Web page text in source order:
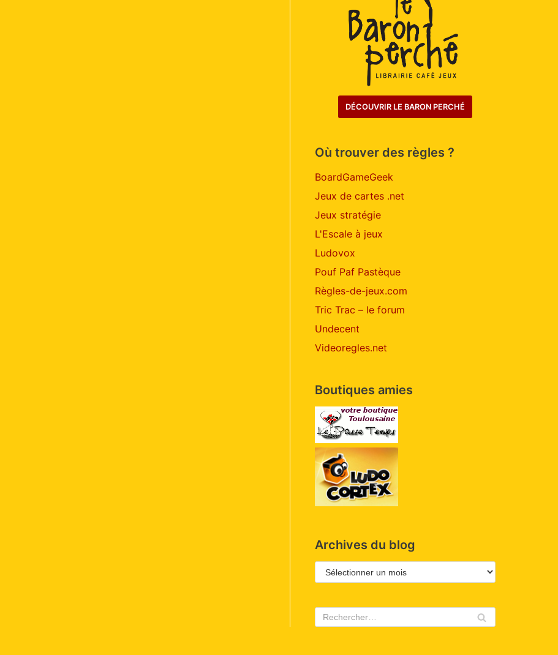
DÉCOUVRIR LE BARON PERCHÉ
Où trouver des règles ?
BoardGameGeek
Jeux de cartes .net
Jeux stratégie
L'Escale à jeux
Ludovox
Pouf Paf Pastèque
Règles-de-jeux.com
Tric Trac – le forum
Undecent
Videoregles.net
Boutiques amies
Archives du blog